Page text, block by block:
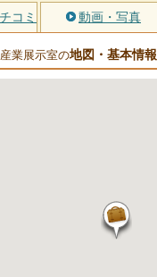
コミ 動画・写真
業展示室の地図・基本情報